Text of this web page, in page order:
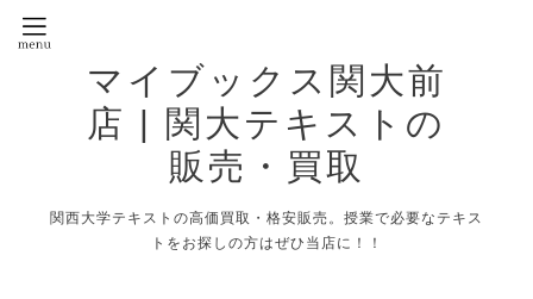
マイブックス関大前
店 | 関大テキストの
販売・買取
関西大学テキストの高価買取・格安販売。授業で必要なテキス
トをお探しの方はぜひ当店に！！